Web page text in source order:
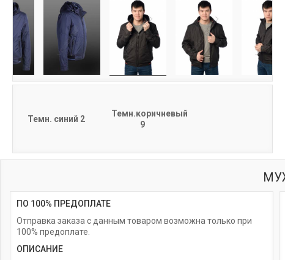
Темн. синий 2
Темн.коричневый
9
ПО 100% ПРЕДОПЛАТЕ
Отправка заказа с данным товаром возможна только при
100% предоплате.
ОПИСАНИЕ